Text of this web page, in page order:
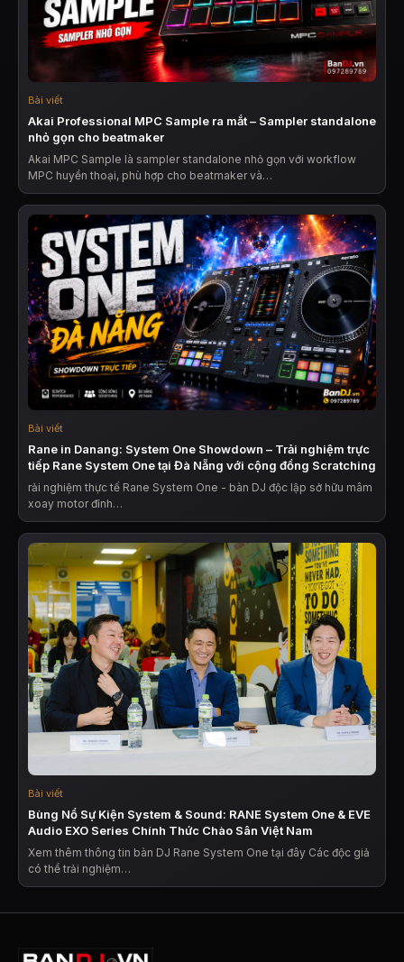
Bài viết
Akai Professional MPC Sample ra mắt – Sampler standalone
nhỏ gọn cho beatmaker
Akai MPC Sample là sampler standalone nhỏ gọn với workflow
MPC huyền thoại, phù hợp cho beatmaker và…
Bài viết
Rane in Danang: System One Showdown – Trải nghiệm trực
tiếp Rane System One tại Đà Nẵng với cộng đồng Scratching
rải nghiệm thực tế Rane System One - bàn DJ độc lập sở hữu mâm
xoay motor đỉnh…
Bài viết
Bùng Nổ Sự Kiện System & Sound: RANE System One & EVE
Audio EXO Series Chính Thức Chào Sân Việt Nam
Xem thêm thông tin bàn DJ Rane System One tại đây Các độc giả
có thể trải nghiệm…